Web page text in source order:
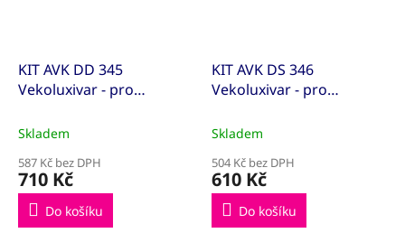
KIT AVK DD 345
Vekoluxivar - pro
1/2"xEK; 15x1; přímé
Skladem
587 Kč bez DPH
710 Kč
Do košíku
KIT AVK DS 346
Vekoluxivar - pro
1/2"xEK; 15x1; rohové
Skladem
504 Kč bez DPH
610 Kč
Do košíku